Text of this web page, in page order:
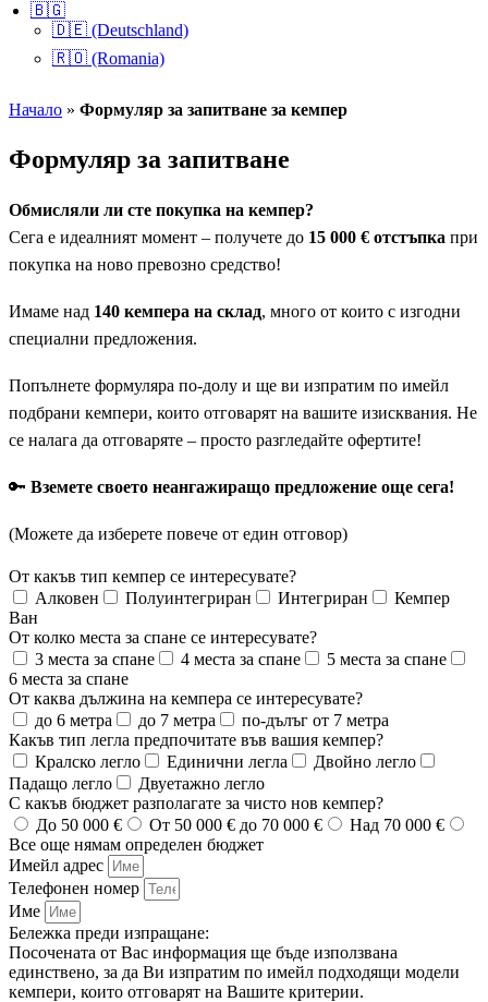
🇧🇬
🇩🇪 (Deutschland)
🇷🇴 (Romania)
Начало » Формуляр за запитване за кемпер
Формуляр за запитване
Обмисляли ли сте покупка на кемпер?
Сега е идеалният момент – получете до 15 000 € отстъпка при
покупка на ново превозно средство!
Имаме над 140 кемпера на склад, много от които с изгодни
специални предложения.
Попълнете формуляра по-долу и ще ви изпратим по имейл
подбрани кемпери, които отговарят на вашите изисквания. Не
се налага да отговаряте – просто разгледайте офертите!
🔑 Вземете своето неангажиращо предложение още сега!
(Можете да изберете повече от един отговор)
От какъв тип кемпер се интересувате?
Алковен
Полуинтегриран Интегриран
Кемпер
Ван
От колко места за спане се интересувате?
3 места за спане
4 места за спане
5 места за спане
6 места за спане
От каква дължина на кемпера се интересувате?
до 6 метра
до 7 метра
по-дълъг от 7 метра
Какъв тип легла предпочитате във вашия кемпер?
Кралско легло
Единични легла
Двойно легло
Падащо легло
Двуетажно легло
С какъв бюджет разполагате за чисто нов кемпер?
До 50 000 €
От 50 000 € до 70 000 €
Над 70 000 €
Все още нямам определен бюджет
Имейл адрес
Телефонен номер
Име
Бележка преди изпращане:
Посочената от Вас информация ще бъде използвана
единствено, за да Ви изпратим по имейл подходящи модели
кемпери, които отговарят на Вашите критерии.